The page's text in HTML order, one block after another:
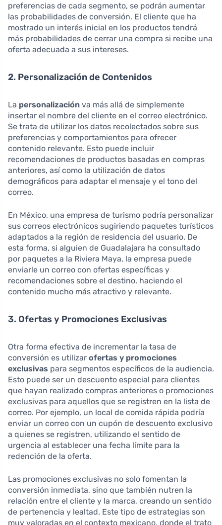
preferencias de cada segmento, se podrán aumentar
las probabilidades de conversión. El cliente que ha
mostrado un interés inicial en los productos tendrá
más probabilidades de cerrar una compra si recibe una
oferta adecuada a sus intereses.
2. Personalización de Contenidos
La personalización va más allá de simplemente
insertar el nombre del cliente en el correo electrónico.
Se trata de utilizar los datos recolectados sobre sus
preferencias y comportamientos para ofrecer
contenido relevante. Esto puede incluir
recomendaciones de productos basadas en compras
anteriores, así como la utilización de datos
demográficos para adaptar el mensaje y el tono del
correo.
En México, una empresa de turismo podría personalizar
sus correos electrónicos sugiriendo paquetes turísticos
adaptados a la región de residencia del usuario. De
esta forma, si alguien de Guadalajara ha consultado
por paquetes a la Riviera Maya, la empresa puede
enviarle un correo con ofertas específicas y
recomendaciones sobre el destino, haciendo el
contenido mucho más atractivo y relevante.
3. Ofertas y Promociones Exclusivas
Otra forma efectiva de incrementar la tasa de
conversión es utilizar ofertas y promociones
exclusivas para segmentos específicos de la audiencia.
Esto puede ser un descuento especial para clientes
que hayan realizado compras anteriores o promociones
exclusivas para aquellos que se registren en la lista de
correo. Por ejemplo, un local de comida rápida podría
enviar un correo con un cupón de descuento exclusivo
a quienes se registren, utilizando el sentido de
urgencia al establecer una fecha límite para la
redención de la oferta.
Las promociones exclusivas no solo fomentan la
conversión inmediata, sino que también nutren la
relación entre el cliente y la marca, creando un sentido
de pertenencia y lealtad. Este tipo de estrategias son
muy valoradas en el contexto mexicano, donde el trato